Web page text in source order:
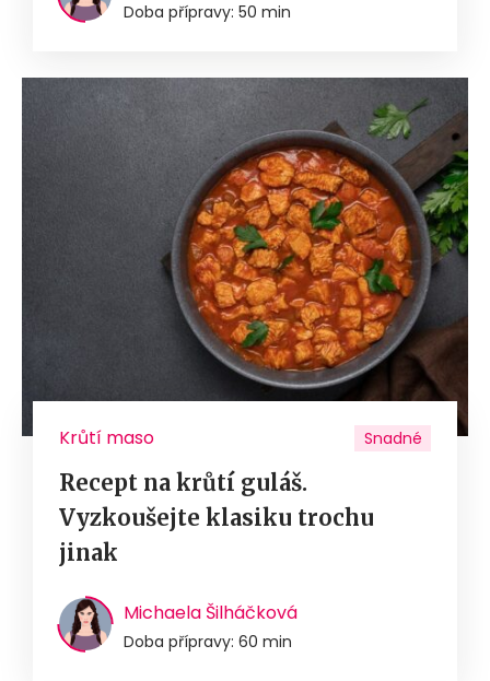
Doba přípravy: 50 min
Krůtí maso Snadné
Recept na krůtí guláš.
Vyzkoušejte klasiku trochu
jinak
Michaela Šilháčková
Doba přípravy: 60 min